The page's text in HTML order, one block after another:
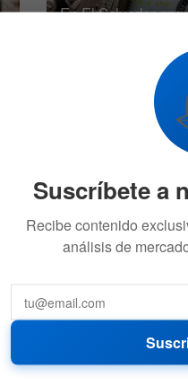
En El Salvador
1 DE SEPTIEMBRE
Suscríbete a
Recibe contenido
análisis de